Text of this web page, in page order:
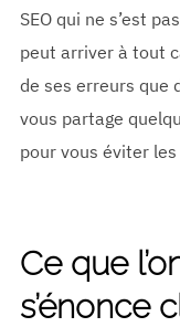
SEO qui ne s’est
peut arriver à tout
de ses erreurs que
vous partage
pour vous éviter
Ce que
s’énonce